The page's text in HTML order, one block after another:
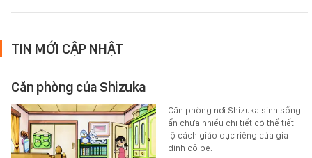
TIN MỚI CẬP NHẬT
Căn phòng của Shizuka
Căn phòng nơi Shizuka sinh sống
ẩn chứa nhiều chi tiết có thể tiết
lộ cách giáo dục riêng của gia
đình cô bé.